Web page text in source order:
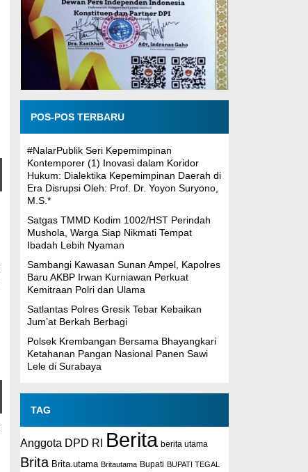
POS-POS TERBARU
#NalarPublik Seri Kepemimpinan
Kontemporer (1) Inovasi dalam Koridor
Hukum: Dialektika Kepemimpinan Daerah di
Era Disrupsi Oleh: Prof. Dr. Yoyon Suryono,
M.S.*
Satgas TMMD Kodim 1002/HST Perindah
Mushola, Warga Siap Nikmati Tempat
Ibadah Lebih Nyaman
Sambangi Kawasan Sunan Ampel, Kapolres
Baru AKBP Irwan Kurniawan Perkuat
Kemitraan Polri dan Ulama
Satlantas Polres Gresik Tebar Kebaikan
Jum’at Berkah Berbagi
Polsek Krembangan Bersama Bhayangkari
Ketahanan Pangan Nasional Panen Sawi
Lele di Surabaya
TAG
Anggota DPD RI Berita berita utama
Brita Brita.utama Britautama Bupati BUPATI TEGAL